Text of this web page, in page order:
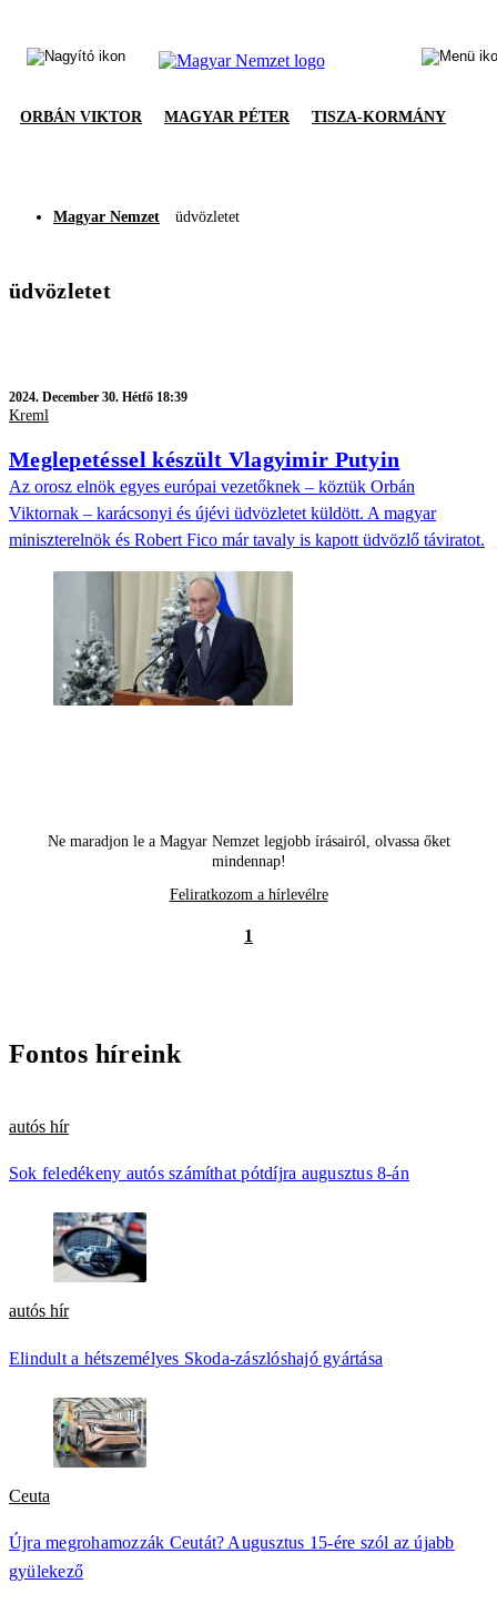
ORBÁN VIKTOR MAGYAR PÉTER TISZA-KORMÁNY
Magyar Nemzet üdvözletet
üdvözletet
2024. December 30. Hétfő 18:39
Kreml
Meglepetéssel készült Vlagyimir Putyin
Az orosz elnök egyes európai vezetőknek – köztük Orbán
Viktornak – karácsonyi és újévi üdvözletet küldött. A magyar
miniszterelnök és Robert Fico már tavaly is kapott üdvözlő táviratot.
Ne maradjon le a Magyar Nemzet legjobb írásairól, olvassa őket
mindennap!
Feliratkozom a hírlevélre
1
Fontos híreink
autós hír
Sok feledékeny autós számíthat pótdíjra augusztus 8-án
autós hír
Elindult a hétszemélyes Skoda-zászlóshajó gyártása
Ceuta
Újra megrohamozzák Ceutát? Augusztus 15-ére szól az újabb
gyülekező